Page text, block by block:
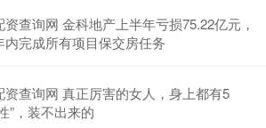
资查询网 金科地产上半年亏损75.22亿元，
内完成所有项目保交房任务
资查询网 真正厉害的女人，身上都有5
”，装不出来的